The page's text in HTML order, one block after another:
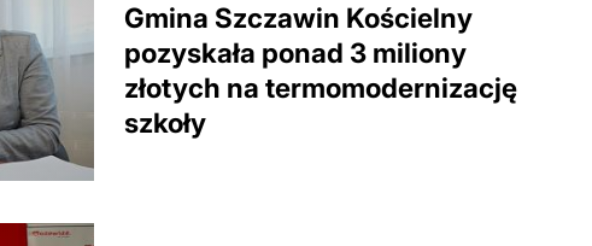
Gmina Szczawin Kościelny
pozyskała ponad 3 miliony
złotych na termomodernizację
szkoły